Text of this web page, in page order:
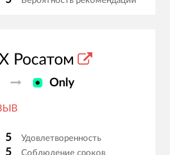
Росатом
Only
5 Удовлетворенность
5 Соблюдение сроков